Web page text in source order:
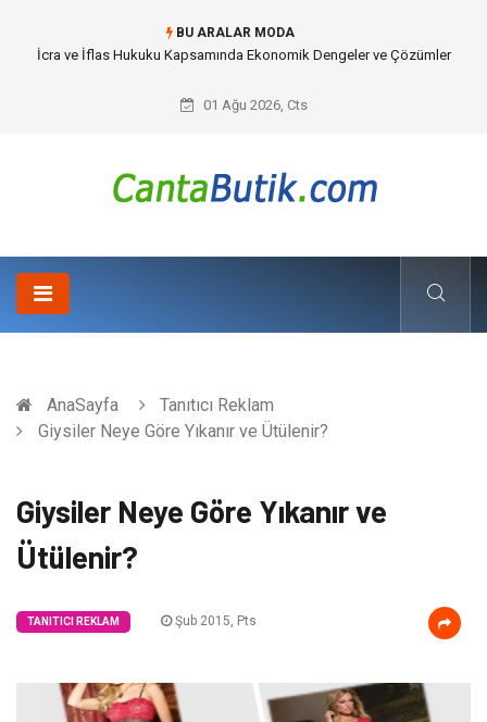
BU ARALAR MODA
Cybersecurity Solutions (Siber Güvenlik Çözümleri) ve Dijital Altyapıda
01 Ağu 2026, Cts
AnaSayfa
Tanıtıcı Reklam
Giysiler Neye Göre Yıkanır ve Ütülenir?
Giysiler Neye Göre Yıkanır ve
Ütülenir?
TANITICI REKLAM Şub 2015, Pts